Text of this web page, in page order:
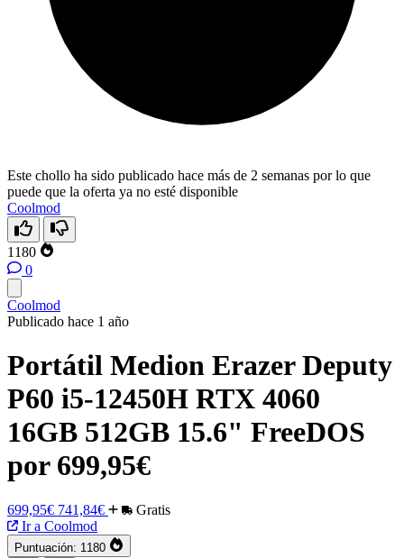
Este chollo ha sido publicado hace más de 2 semanas por lo que
puede que la oferta ya no esté disponible
Coolmod
1180
0
Coolmod
Publicado hace 1 año
Portátil Medion Erazer Deputy
P60 i5-12450H RTX 4060
16GB 512GB 15.6" FreeDOS
por 699,95€
699,95€ 741,84€
Gratis
Ir a Coolmod
Puntuación: 1180